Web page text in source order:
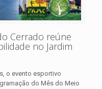
Cerrado reúne
no Jardim
o evento esportivo
do Mês do Meio